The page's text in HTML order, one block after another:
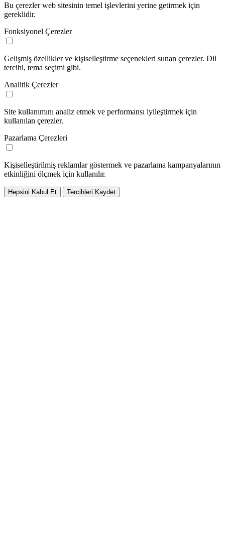
Bu çerezler web sitesinin temel işlevlerini yerine getirmek için
gereklidir.
Fonksiyonel Çerezler
Gelişmiş özellikler ve kişiselleştirme seçenekleri sunan çerezler. Dil
tercihi, tema seçimi gibi.
Analitik Çerezler
Site kullanımını analiz etmek ve performansı iyileştirmek için
kullanılan çerezler.
Pazarlama Çerezleri
Kişiselleştirilmiş reklamlar göstermek ve pazarlama kampanyalarının
etkinliğini ölçmek için kullanılır.
Hepsini Kabul Et Tercihleri Kaydet